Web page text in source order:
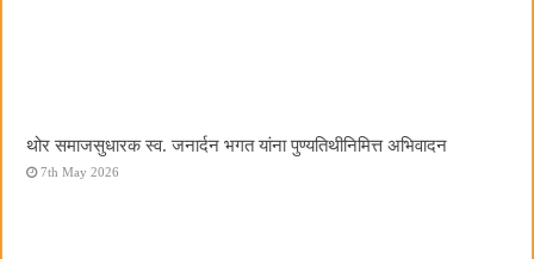
थोर समाजसुधारक स्व. जनार्दन भगत यांना पुण्यतिथीनिमित्त अभिवादन
7th May 2026